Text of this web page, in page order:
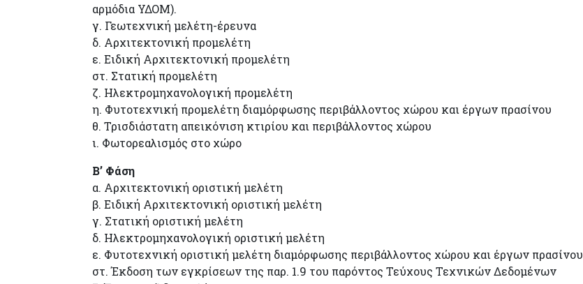
αρμόδια ΥΔΟΜ).
γ. Γεωτεχνική μελέτη-έρευνα
δ. Αρχιτεκτονική προμελέτη
ε. Ειδική Αρχιτεκτονική προμελέτη
στ. Στατική προμελέτη
ζ. Ηλεκτρομηχανολογική προμελέτη
η. Φυτοτεχνική προμελέτη διαμόρφωσης περιβάλλοντος χώρου και έργων πρασίνου
θ. Τρισδιάστατη απεικόνιση κτιρίου και περιβάλλοντος χώρου
ι. Φωτορεαλισμός στο χώρο
Β’ Φάση
α. Αρχιτεκτονική οριστική μελέτη
β. Ειδική Αρχιτεκτονική οριστική μελέτη
γ. Στατική οριστική μελέτη
δ. Ηλεκτρομηχανολογική οριστική μελέτη
ε. Φυτοτεχνική οριστική μελέτη διαμόρφωσης περιβάλλοντος χώρου και έργων πρασίνου
στ. Έκδοση των εγκρίσεων της παρ. 1.9 του παρόντος Τεύχους Τεχνικών Δεδομένων